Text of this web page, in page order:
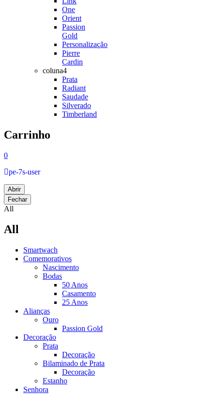
One
Orient
Passion
Gold
Personalização
Pierre
Cardin
coluna4
Prata
Radiant
Saudade
Silverado
Timberland
Carrinho
0
pe-7s-user
Abrir
Fechar
All
All
Smartwach
Comemorativos
Nascimento
Bodas
50 Anos
Casamento
25 Anos
Alianças
Ouro
Passion Gold
Decoração
Prata
Decoração
Bilaminado de Prata
Decoração
Estanho
Senhora